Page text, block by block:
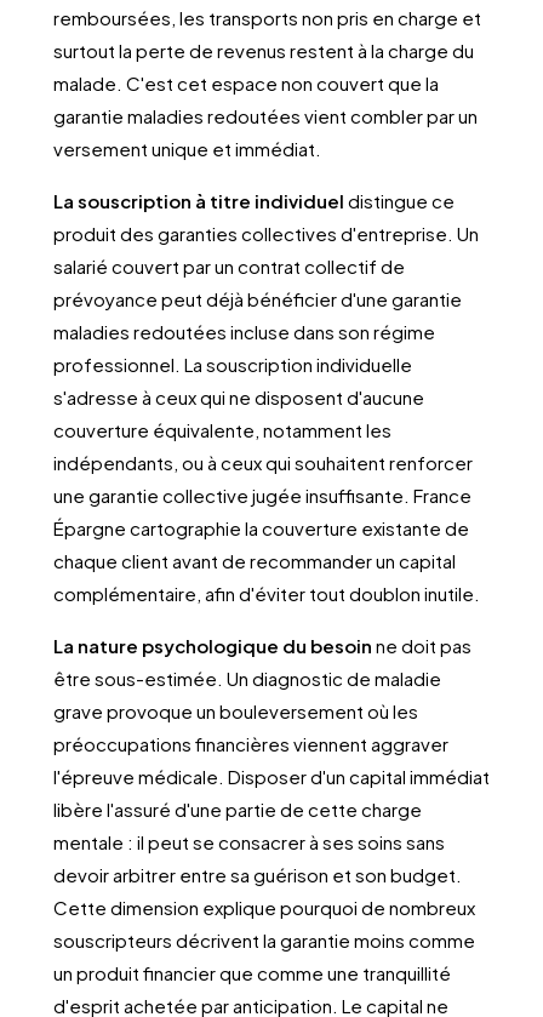
remboursées, les transports non pris en charge et
surtout la perte de revenus restent à la charge du
malade. C'est cet espace non couvert que la
garantie maladies redoutées vient combler par un
versement unique et immédiat.
La souscription à titre individuel distingue ce
produit des garanties collectives d'entreprise. Un
salarié couvert par un contrat collectif de
prévoyance peut déjà bénéficier d'une garantie
maladies redoutées incluse dans son régime
professionnel. La souscription individuelle
s'adresse à ceux qui ne disposent d'aucune
couverture équivalente, notamment les
indépendants, ou à ceux qui souhaitent renforcer
une garantie collective jugée insuffisante. France
Épargne cartographie la couverture existante de
chaque client avant de recommander un capital
complémentaire, afin d'éviter tout doublon inutile.
La nature psychologique du besoin ne doit pas
être sous-estimée. Un diagnostic de maladie
grave provoque un bouleversement où les
préoccupations financières viennent aggraver
l'épreuve médicale. Disposer d'un capital immédiat
libère l'assuré d'une partie de cette charge
mentale : il peut se consacrer à ses soins sans
devoir arbitrer entre sa guérison et son budget.
Cette dimension explique pourquoi de nombreux
souscripteurs décrivent la garantie moins comme
un produit financier que comme une tranquillité
d'esprit achetée par anticipation. Le capital ne